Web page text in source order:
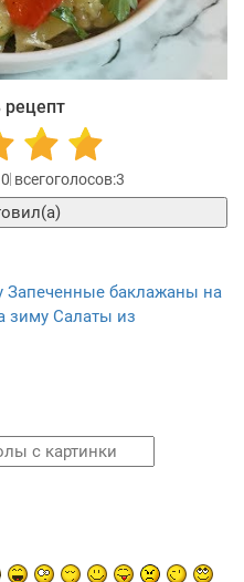
3
Запеченные баклажаны на
зиму Салаты из